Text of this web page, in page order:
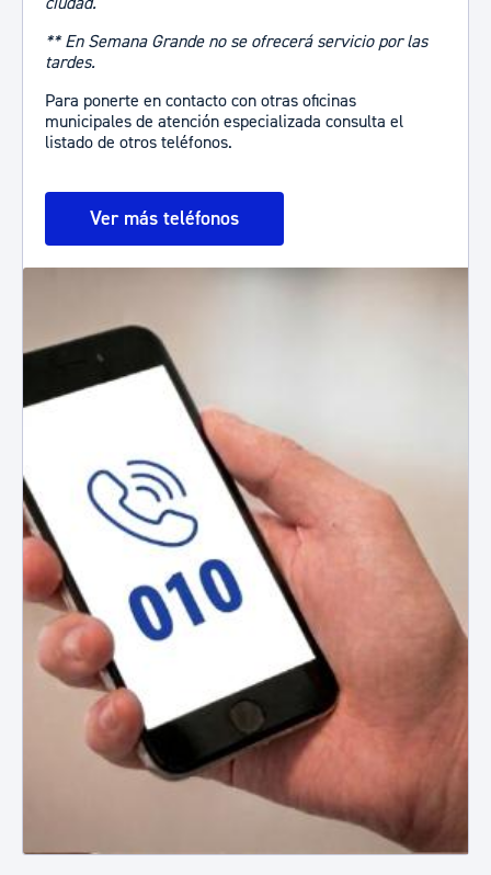
** En Semana Grande no se ofrecerá servicio por las
tardes.
Para ponerte en contacto con otras oficinas
municipales de atención especializada consulta el
listado de otros teléfonos.
Ver más teléfonos